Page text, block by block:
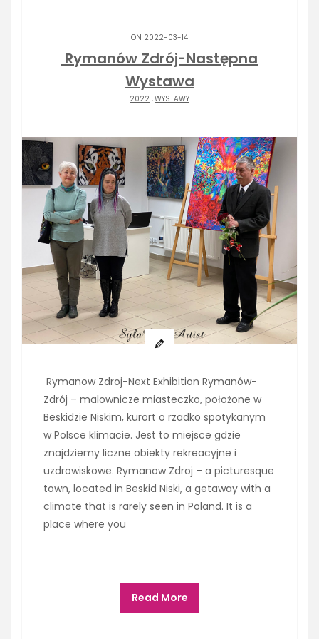
ON 2022-03-14
Rymanów Zdrój-Następna
Wystawa
2022 .WYSTAWY
Rymanow Zdroj-Next Exhibition Rymanów-
Zdrój – malownicze miasteczko, położone w
Beskidzie Niskim, kurort o rzadko spotykanym
w Polsce klimacie. Jest to miejsce gdzie
znajdziemy liczne obiekty rekreacyjne i
uzdrowiskowe. Rymanow Zdroj – a picturesque
town, located in Beskid Niski, a getaway with a
climate that is rarely seen in Poland. It is a
place where you
Read More